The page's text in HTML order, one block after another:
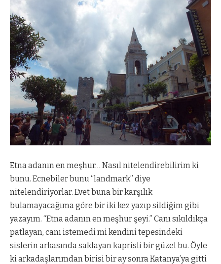
Etna adanın en meşhur… Nasıl nitelendirebilirim ki
bunu. Ecnebiler bunu “landmark” diye
nitelendiriyorlar. Evet buna bir karşılık
bulamayacağıma göre bir iki kez yazıp sildiğim gibi
yazayım. “Etna adanın en meşhur şeyi.” Canı sıkıldıkça
patlayan, canı istemedi mi kendini tepesindeki
sislerin arkasında saklayan kaprisli bir güzel bu. Öyle
ki arkadaşlarımdan birisi bir ay sonra Katanya’ya gitti